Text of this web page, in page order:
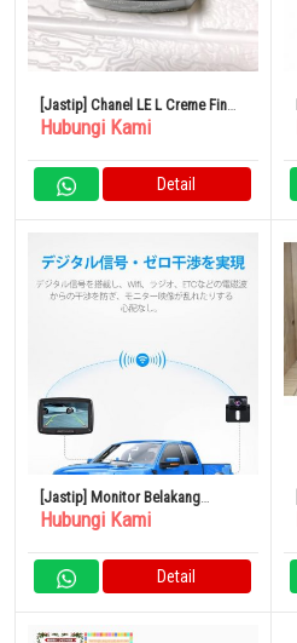
[Jastip] Chanel LE L Creme Fin
50g
Hubungi Kami
Detail
[Jastip] Monitor Belakang
Nirkabel Sudut Lebar 110 Derajat
Hubungi Kami
Detail